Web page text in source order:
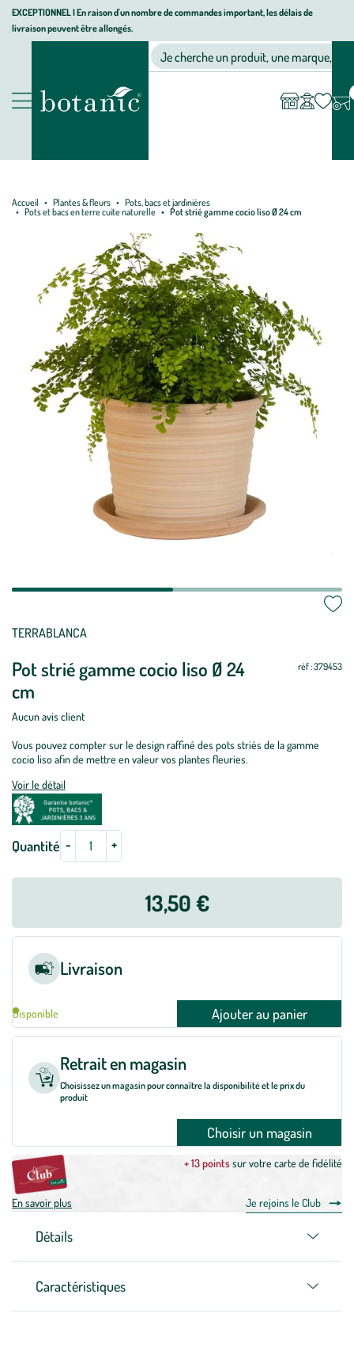
Aller
Aller
au
Aller
au
page
EXCEPTIONNEL I En raison d'un nombre de commandes important, les délais de
livraison peuvent être allongés.
Nos produits
Jardinerie écologique, animalerie, décoration, alimentation bio
Je cherche un produit, une marque, un
compte
Accueil Plantes & fleurs
Pots, bacs et jardinières
Pots et bacs en terre cuite naturelle
Pot strié gamme cocio liso Ø 24 cm
TERRABLANCA
Pot strié gamme cocio liso Ø 24
cm
réf : 379453
Aucun avis client
Vous pouvez compter sur le design raffiné des pots striés de la gamme
cocio liso afin de mettre en valeur vos plantes fleuries.
Voir le détail
Quantité
Mettre
jour
-
Mettre
jour
+
13,50 €
Livraison
Disponible Ajouter au panier
Retrait en magasin
Choisissez un magasin pour connaître la disponibilité et le prix du
produit
Choisir un magasin
+ 13 pointssur votre carte de fidélité
En savoir plus Je rejoins le Club
Détails
Caractéristiques